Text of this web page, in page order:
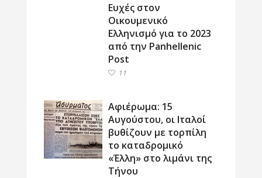
Ευχές στον
Οικουμενικό
Ελληνισμό για το 2023
από την Panhellenic
Post
11
Αφιέρωμα: 15
Αυγούστου, οι Ιταλοί
βυθίζουν με τορπίλη
το καταδρομικό
«Έλλη» στο λιμάνι της
Τήνου